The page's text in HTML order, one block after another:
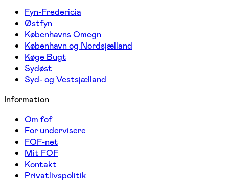
Fyn-Fredericia
Østfyn
Københavns Omegn
København og Nordsjælland
Køge Bugt
Sydøst
Syd- og Vestsjælland
Information
Om fof
For undervisere
FOF-net
Mit FOF
Kontakt
Privatlivspolitik